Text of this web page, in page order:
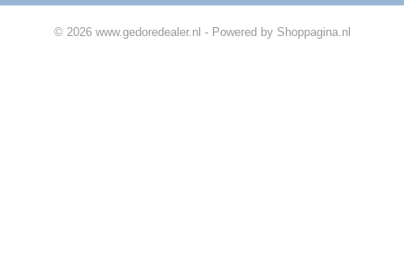
© 2026 www.gedoredealer.nl - Powered by Shoppagina.nl